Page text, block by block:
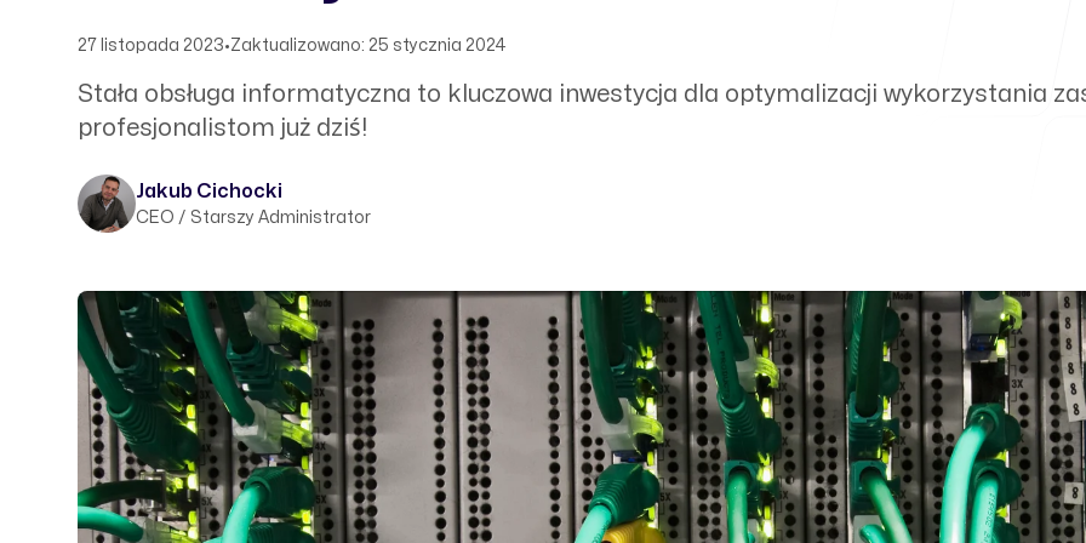
27 listopada 2023•Zaktualizowano: 25 stycznia 2024
Stała obsługa informatyczna to kluczowa inwestycja dla optymalizacji wykorzystania
profesjonalistom już dziś!
Jakub Cichocki
CEO / Starszy Administrator